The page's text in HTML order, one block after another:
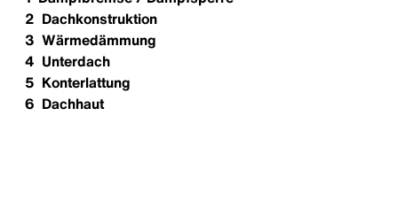
2 Dachkonstruktion
3 Wärmedämmung
4 Unterdach
5 Konterlattung
6 Dachhaut